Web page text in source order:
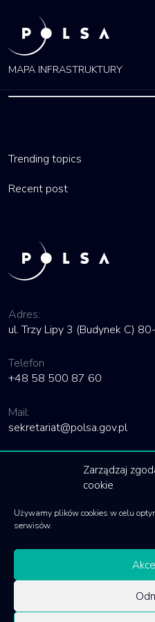
Zarządzaj
cookie
Używamy plików cookies w celu
serwisów.
MAPA INFRASTRUKTURY
Trending topics
Recent post
Adres:
ul. Trzy Lipy 3 (Budynek C)
Telefon
+48 58 500 87 60
Mail:
sekretariat@polsa.gov.pl
Polityka cookies
© 2020 Polska Agencja Kosmiczna